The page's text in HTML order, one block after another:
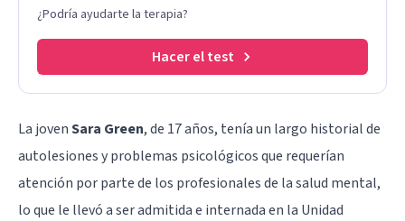
¿Podría ayudarte la terapia?
Hacer el test
La jovenSara Green, de 17 años, tenía un largo historial de
autolesiones yproblemas psicológicosque requerían
atención por parte de los profesionales de la salud mental,
lo que le llevó a ser admitida e internada en la Unidad